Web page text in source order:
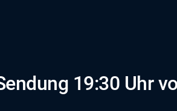
19:30 Uhr